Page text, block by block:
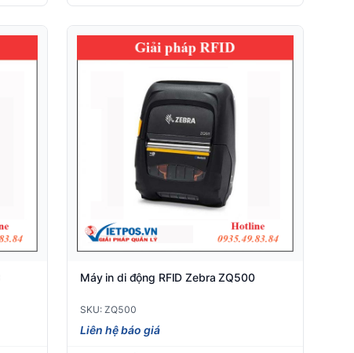
Máy in di động RFID Zebra ZQ500
SKU: ZQ500
Liên hệ báo giá